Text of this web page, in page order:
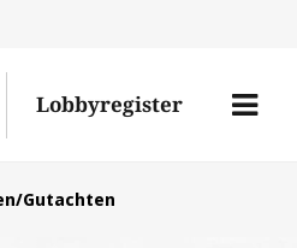
Lobbyregister
Menü
Gutachten